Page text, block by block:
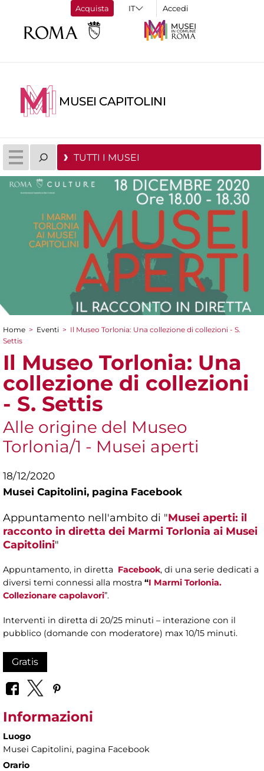
Acquista Accedi
MUSEI CAPITOLINI
TUTTI I MUSEI
Tu sei qui
Home > Eventi > Il Museo Torlonia: Una collezione di collezioni - S.
Settis
Il Museo Torlonia: Una
collezione di collezioni
- S. Settis
Alle origine del Museo
Torlonia/1 - Musei aperti
18/12/2020
Musei Capitolini, pagina Facebook
Appuntamento nell'ambito di "Musei aperti: il
racconto in diretta dei Marmi Torlonia ai Musei
Capitolini"
Appuntamento, in diretta Facebook, di una serie dedicati a
diversi temi connessi alla mostra “I Marmi Torlonia.
Collezionare capolavori”.
Interventi in diretta di 20/25 minuti – interazione con il
pubblico (domande con moderatore) max 10/15 minuti.
Gratis
Informazioni
Luogo
Musei Capitolini, pagina Facebook
Orario